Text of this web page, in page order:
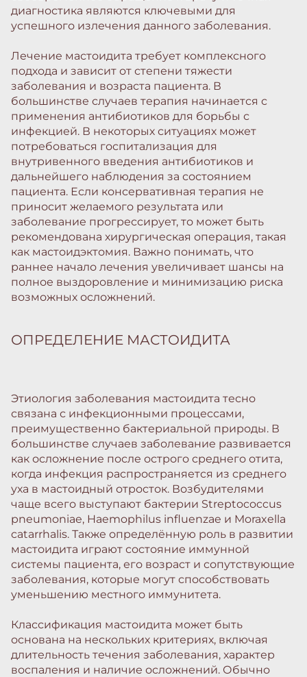
диагностика являются ключевыми для
успешного излечения данного заболевания.
Лечение мастоидита требует комплексного
подхода и зависит от степени тяжести
заболевания и возраста пациента. В
большинстве случаев терапия начинается с
применения антибиотиков для борьбы с
инфекцией. В некоторых ситуациях может
потребоваться госпитализация для
внутривенного введения антибиотиков и
дальнейшего наблюдения за состоянием
пациента. Если консервативная терапия не
приносит желаемого результата или
заболевание прогрессирует, то может быть
рекомендована хирургическая операция, такая
как мастоидэктомия. Важно понимать, что
раннее начало лечения увеличивает шансы на
полное выздоровление и минимизацию риска
возможных осложнений.
ОПРЕДЕЛЕНИЕ МАСТОИДИТА
Этиология заболевания мастоидита тесно
связана с инфекционными процессами,
преимущественно бактериальной природы. В
большинстве случаев заболевание развивается
как осложнение после острого среднего отита,
когда инфекция распространяется из среднего
уха в мастоидный отросток. Возбудителями
чаще всего выступают бактерии Streptococcus
pneumoniae, Haemophilus influenzae и Moraxella
catarrhalis. Также определённую роль в развитии
мастоидита играют состояние иммунной
системы пациента, его возраст и сопутствующие
заболевания, которые могут способствовать
уменьшению местного иммунитета.
Классификация мастоидита может быть
основана на нескольких критериях, включая
длительность течения заболевания, характер
воспаления и наличие осложнений. Обычно